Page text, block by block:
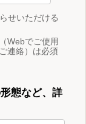
せいただける
Webでご使用
連絡）は必須
態など、詳